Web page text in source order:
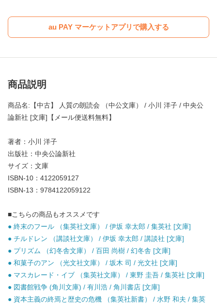
au PAY マーケットアプリで購入する
商品説明
商品名:【中古】 人質の朗読会 （中公文庫） / 小川 洋子 / 中央公
論新社 [文庫]【メール便送料無料】
著者：小川 洋子
出版社：中央公論新社
サイズ：文庫
ISBN-10：4122059127
ISBN-13：9784122059122
■こちらの商品もオススメです
● 終末のフール （集英社文庫） / 伊坂 幸太郎 / 集英社 [文庫]
● チルドレン （講談社文庫） / 伊坂 幸太郎 / 講談社 [文庫]
● プリズム （幻冬舎文庫） / 百田 尚樹 / 幻冬舎 [文庫]
● 和菓子のアン （光文社文庫） / 坂木 司 / 光文社 [文庫]
● マスカレード・イブ （集英社文庫） / 東野 圭吾 / 集英社 [文庫]
● 図書館戦争 (角川文庫) / 有川浩 / 角川書店 [文庫]
● 資本主義の終焉と歴史の危機 （集英社新書） / 水野 和夫 / 集英